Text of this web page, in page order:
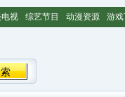
电视 综艺节目 动漫资源 游